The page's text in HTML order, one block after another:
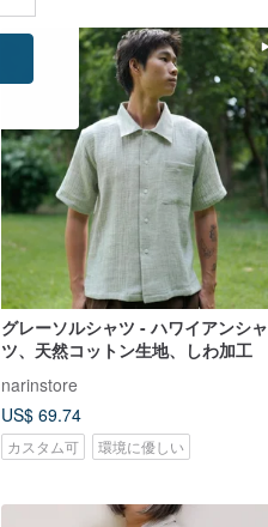
グレーソルシャツ - ハワイアンシャ
ツ、天然コットン生地、しわ加工
narinstore
US$ 69.74
カスタム可 環境に優しい